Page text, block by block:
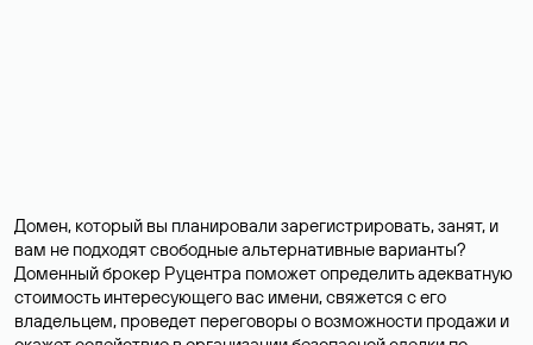
Домен, который вы планировали зарегистрировать, занят, и
вам не подходят свободные альтернативные варианты?
Доменный брокер Руцентра поможет определить адекватную
стоимость интересующего вас имени, свяжется с его
владельцем, проведет переговоры о возможности продажи и